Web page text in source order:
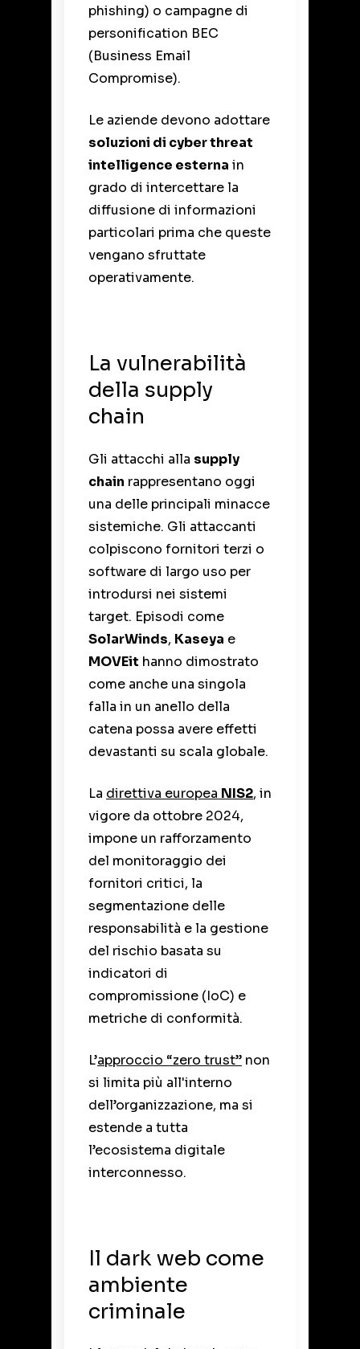
phishing) o campagne di
personification BEC
(Business Email
Compromise).
Le aziende devono adottare
soluzioni di cyber threat
intelligence esterna in
grado di intercettare la
diffusione di informazioni
particolari prima che queste
vengano sfruttate
operativamente.
La vulnerabilità
della supply
chain
Gli attacchi alla supply
chain rappresentano oggi
una delle principali minacce
sistemiche. Gli attaccanti
colpiscono fornitori terzi o
software di largo uso per
introdursi nei sistemi
target. Episodi come
SolarWinds, Kaseya e
MOVEit hanno dimostrato
come anche una singola
falla in un anello della
catena possa avere effetti
devastanti su scala globale.
La direttiva europea NIS2, in
vigore da ottobre 2024,
impone un rafforzamento
del monitoraggio dei
fornitori critici, la
segmentazione delle
responsabilità e la gestione
del rischio basata su
indicatori di
compromissione (IoC) e
metriche di conformità.
L’approccio “zero trust” non
si limita più all'interno
dell’organizzazione, ma si
estende a tutta
l’ecosistema digitale
interconnesso.
Il dark web come
ambiente
criminale